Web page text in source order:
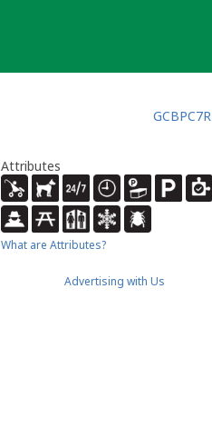
GCBPC7R
Attributes
What are Attributes?
Advertising with Us